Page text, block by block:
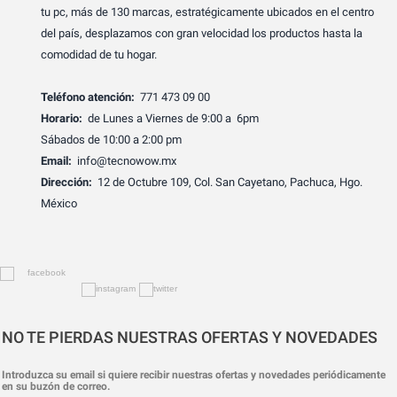
tu pc, más de 130 marcas, estratégicamente ubicados en el centro
del país, desplazamos con gran velocidad los productos hasta la
comodidad de tu hogar.
Teléfono atención: 771 473 09 00
Horario: de Lunes a Viernes de 9:00 a 6pm
Sábados de 10:00 a 2:00 pm
Email: info@tecnowow.mx
Dirección: 12 de Octubre 109, Col. San Cayetano, Pachuca, Hgo.
México
NO TE PIERDAS NUESTRAS OFERTAS Y NOVEDADES
Introduzca su email si quiere recibir nuestras ofertas y novedades periódicamente
en su buzón de correo.